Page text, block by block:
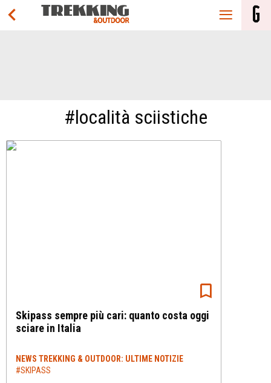
#località sciistiche
Skipass sempre più cari: quanto costa oggi
sciare in Italia
NEWS TREKKING & OUTDOOR: ULTIME NOTIZIE
#SKIPASS